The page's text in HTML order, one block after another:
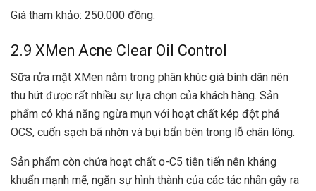
Giá tham khảo: 250.000 đồng.
2.9 XMen Acne Clear Oil Control
Sữa rửa mặt XMen nằm trong phân khúc giá bình dân nên
thu hút được rất nhiều sự lựa chọn của khách hàng. Sản
phẩm có khả năng ngừa mụn với hoạt chất kép đột phá
OCS, cuốn sạch bã nhờn và bụi bẩn bên trong lỗ chân lông.
Sản phẩm còn chứa hoạt chất o-C5 tiên tiến nên kháng
khuẩn mạnh mẽ, ngăn sự hình thành của các tác nhân gây ra